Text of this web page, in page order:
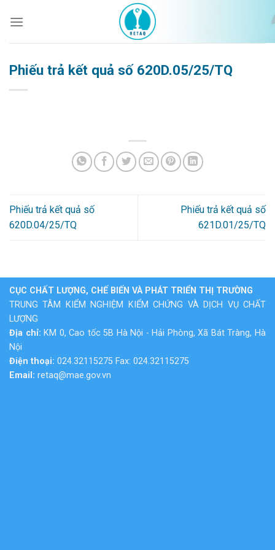
qua
Phiếu trả kết quả số 620D.05/25/TQ
Phiếu trả kết quả số
620D.04/25/TQ
Phiếu trả kết quả số
621D.01/25/TQ
CỤC CHẤT LƯỢNG, CHẾ BIẾN VÀ PHÁT TRIỂN THỊ TRƯỜNG
TRUNG TÂM KIỂM NGHIỆM KIỂM CHỨNG VÀ DỊCH VỤ CHẤT
LƯỢNG
Địa chỉ: KM 0, Cao tốc 5B Hà Nội - Hải Phòng, Xã Bát Tràng, Hà
Nội
Điện thoại: 024.32115275 Fax: 024.32115275
Email: retaq@mae.gov.vn